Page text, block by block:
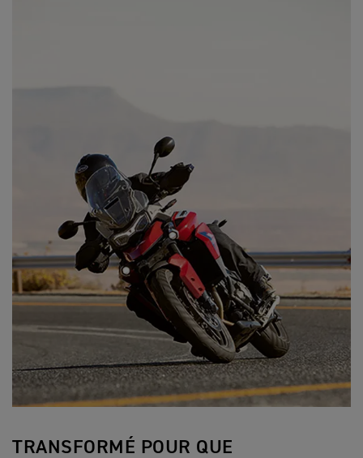
TRANSFORMÉ POUR QUE